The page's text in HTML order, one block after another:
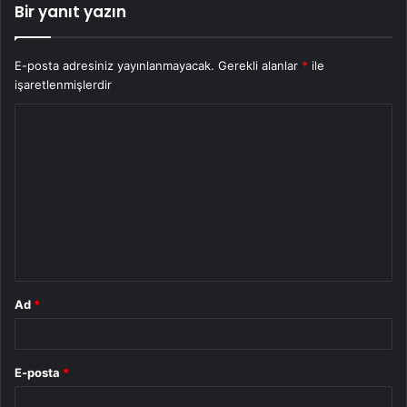
Bir yanıt yazın
E-posta adresiniz yayınlanmayacak. Gerekli alanlar * ile
işaretlenmişlerdir
Ad *
E-posta *